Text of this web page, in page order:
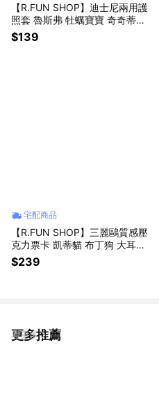
【R.FUN SHOP】迪士尼兩用護
照套 魯斯弗 牡蠣寶寶 奇奇蒂蒂
史迪奇 愛麗絲 愛麗兒 出國 護照
夾 旅行周邊 BF695B
$139
宅配商品
【R.FUN SHOP】三麗鷗質感壓
克力票卡 凱蒂貓 布丁狗 大耳狗
酷洛米 美樂蒂 證件套 識別證 票
卡 BF199
$239
更多推薦
看更多